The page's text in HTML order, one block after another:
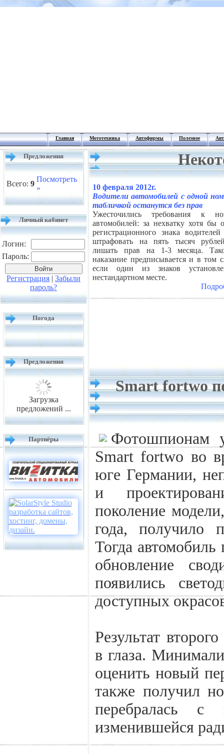
Главная Мототехника Автофирмы Полезное
Предложения
Всего: 9
Посмотреть
»
Личный кабинет
Логин:
Пароль:
Регистрация | Забыли
пароль?
Погода
Предложения
Загрузка
предложений ...
Партнёры
10 февраля 2012г.
Водители автомобилей с одной
табличкой останутся без прав
Ужесточились требования к
автомобилей: за нехватку хотя бы
регистрационного знака водителей
штрафовать на пять тысяч
лишать прав на 1-3 месяца.
наказание предписывается и в том
если один из знаков
нестандартном месте.
Smart fortwo
Фотошпионам
Smart fortwo во
юге Германии,
и
поколение
года, получило
Тогда автомобиль
обновление
появились
доступных
Результат
в глаза.
оценить новый
также получил
перебралась
изменившейся